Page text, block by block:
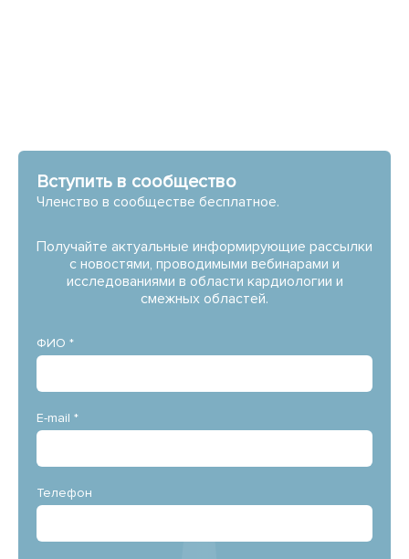
Вступить в сообщество
Членство в сообществе бесплатное.
Получайте актуальные информирующие рассылки
с новостями, проводимыми вебинарами и
исследованиями в области кардиологии и
смежных областей.
ФИО *
E-mail *
Телефон